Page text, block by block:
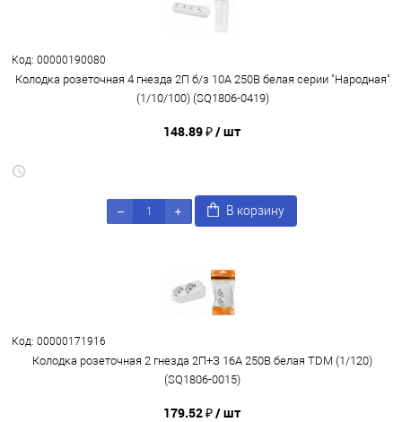
Код: 00000190080
Колодка розеточная 4 гнезда 2П б/з 10А 250В белая серии "Народная"
(1/10/100) (SQ1806-0419)
148.89 ₽/ шт
В корзину
Код: 00000171916
Колодка розеточная 2 гнезда 2П+З 16А 250В белая TDM (1/120)
(SQ1806-0015)
179.52 ₽/ шт